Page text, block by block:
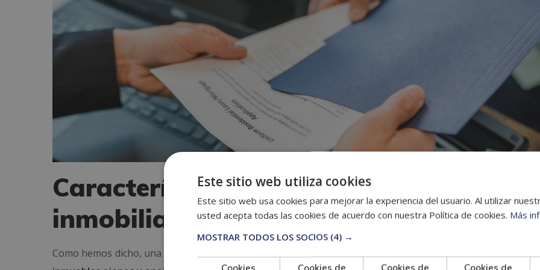
Características de la
inmobiliaria
Como hemos dicho, una hipoteca es un derecho real de garantía y de carácter inmobiliario, querecae
Este sitio web utiliza cookies
Este sitio web usa cookies para mejorar la experiencia del usuario. Al utilizar
usted acepta todas las cookies de acuerdo con nuestra Política de cookies. Más
MOSTRAR TODOS LOS SOCIOS (4) →
Cookies
Cookies de
Cookies de
Cookies de